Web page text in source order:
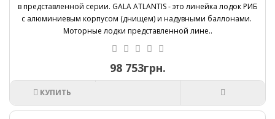
в представленной серии. GALA ATLANTIS - это линейка лодок РИБ
с алюминиевым корпусом (днищем) и надувными баллонами.
Моторные лодки представленной лине..
98 753грн.
КУПИТЬ